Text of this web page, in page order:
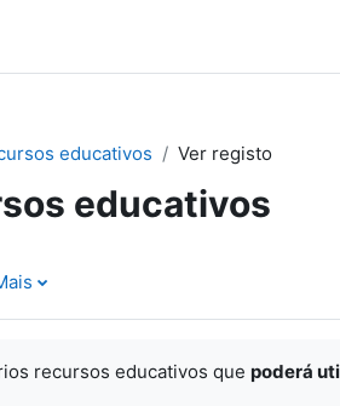
educativos Ver registo
educativos
recursos educativos que poderá